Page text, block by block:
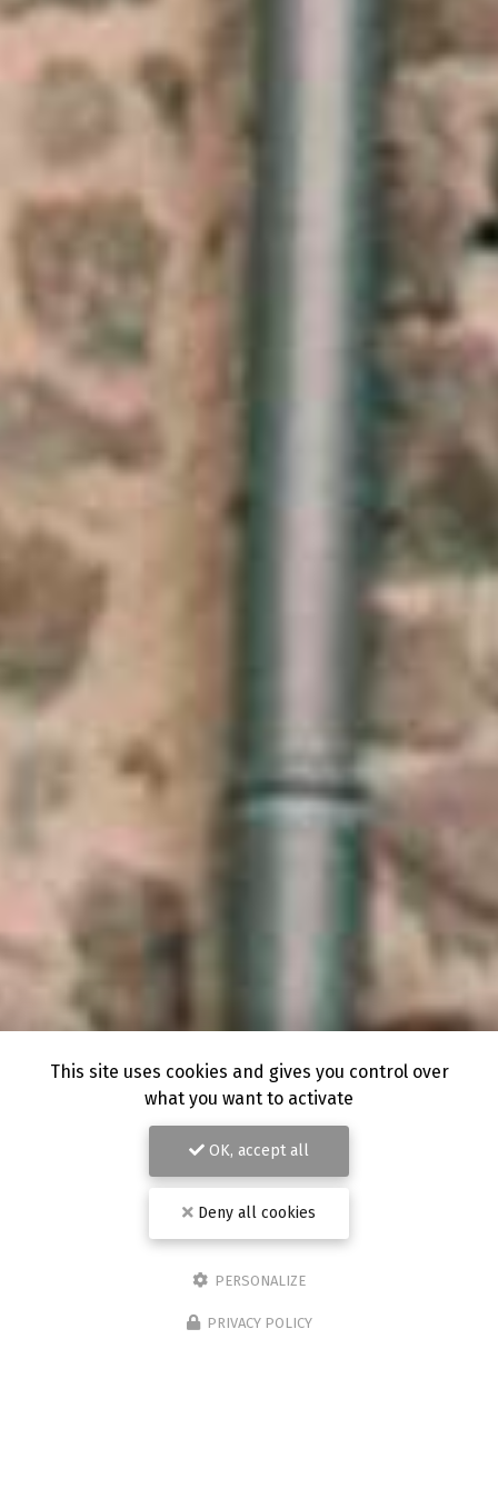
This site uses cookies and gives you control over
what you want to activate
OK, accept all
Deny all cookies
PERSONALIZE
PRIVACY POLICY